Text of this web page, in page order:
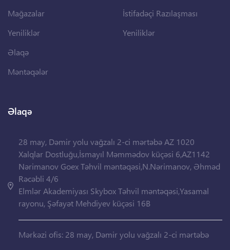
Mağazalar
Yeniliklər
Əlaqə
Məntəqələr
İstifadəçi Razılaşması
Yeniliklər
Əlaqə
28 may, Dəmir yolu vağzalı 2-ci mərtəbə AZ 1020
Xalqlar Dostluğu,İsmayıl Məmmədov küçəsi 6,AZ1142
Nərimanov Goex Təhvil məntəqəsi,N.Nərimanov, Əhməd
Rəcəbli 4/6
Elmlər Akademiyası Skybox Təhvil məntəqəsi,Yasamal
rayonu, Şəfayət Mehdiyev küçəsi 16B
Mərkəzi ofis: 28 may, Dəmir yolu vağzalı 2-ci mərtəbə